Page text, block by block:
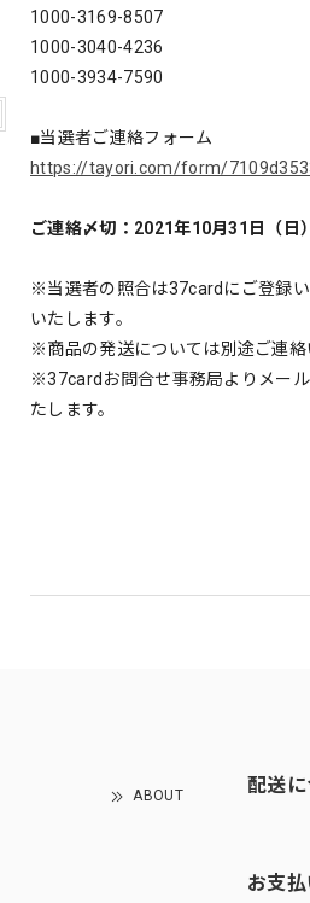
1000-3169-8507
1000-3040-4236
1000-3934-7590
■当選者ご連絡フォーム
https://tayori.com/form/
ご連絡〆切：2021年10月31日（日
※当選者の照合は37cardにご登録
いたします。
※商品の発送については別途ご連絡
※37cardお問合せ事務局よりメー
たします。
ABOUT 配送
お支